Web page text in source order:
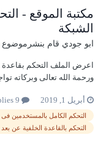
مكتبة الموقع -
الشبكة
ابو جودي قام
اعرض الملف التحكم بقاعدة
ورحمة الله تعالى وبركاته
العمل المتواضع الذى ينهى
أبريل 1, 2019
التحكم الكامل بالمستخدمين فى